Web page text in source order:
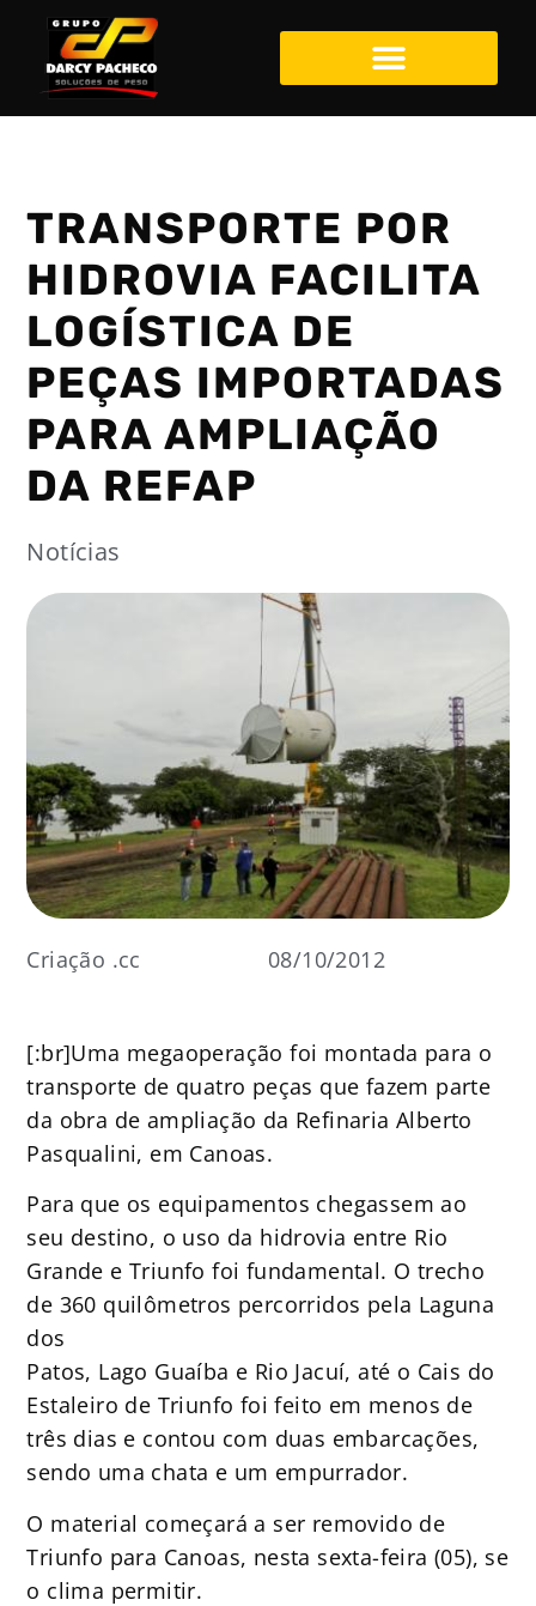
TRANSPORTE POR
HIDROVIA FACILITA
LOGÍSTICA DE
PEÇAS IMPORTADAS
PARA AMPLIAÇÃO
DA REFAP
Notícias
Criação .cc 08/10/2012
[:br]Uma megaoperação foi montada para o
transporte de quatro peças que fazem parte
da obra de ampliação da Refinaria Alberto
Pasqualini, em Canoas.
Para que os equipamentos chegassem ao
seu destino, o uso da hidrovia entre Rio
Grande e Triunfo foi fundamental. O trecho
de 360 quilômetros percorridos pela Laguna
dos
Patos, Lago Guaíba e Rio Jacuí, até o Cais do
Estaleiro de Triunfo foi feito em menos de
três dias e contou com duas embarcações,
sendo uma chata e um empurrador.
O material começará a ser removido de
Triunfo para Canoas, nesta sexta-feira (05), se
o clima permitir.